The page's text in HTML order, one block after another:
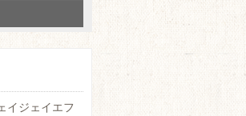
イジェイエフ